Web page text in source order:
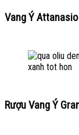
Vang Ý
Rượu Vang Ý